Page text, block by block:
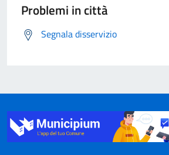
Problemi in città
Segnala disservizio